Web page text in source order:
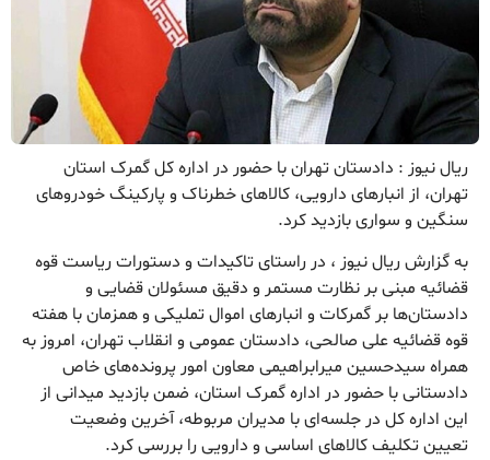
ریال نیوز : دادستان تهران با حضور در اداره کل گمرک استان
تهران، از انبار‌های دارویی، کالا‌های خطرناک و پارکینگ خودرو‌های
سنگین و سواری بازدید کرد.
به گزارش ریال نیوز ، در راستای تاکیدات و دستورات ریاست قوه
قضائيه مبنی بر نظارت مستمر و دقیق مسئولان قضایی و
دادستان‌ها بر گمرکات و انبار‌های اموال تملیکی و همزمان با هفته
قوه قضائيه علی صالحی، دادستان عمومی و انقلاب تهران، امروز به
همراه سیدحسین میرابراهیمی معاون امور پرونده‌های خاص
دادستانی با حضور در اداره گمرک استان، ضمن بازدید میدانی از
این اداره کل در جلسه‌ای با مدیران مربوطه، آخرین وضعیت
تعیین تکلیف کالا‌های اساسی و دارویی را بررسی کرد.